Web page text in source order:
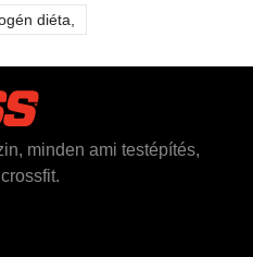
diéta,
minden ami testépítés,